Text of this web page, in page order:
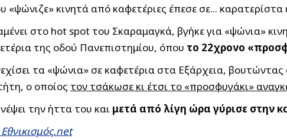
στο hot spot του Σκαραμαγκά, βγήκε για «ψώνια»
της οδού Πανεπιστημίου, όπου το 22χρονο
τα «ψώνια» σε καφετέρια στα Εξάρχεια,
ο οποίος τον τσάκωσε κι έτσι το «προσφυγάκι»
την ήττα του και μετά από λίγη ώρα γύρισε στην